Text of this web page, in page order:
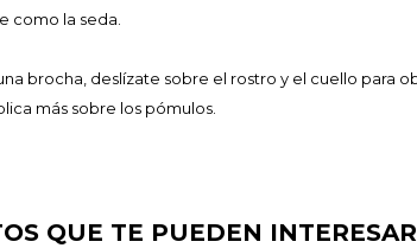
como la seda.
brocha, deslízate sobre el rostro y el cuello para
más sobre los pómulos.
QUE TE PUEDEN INTERESAR